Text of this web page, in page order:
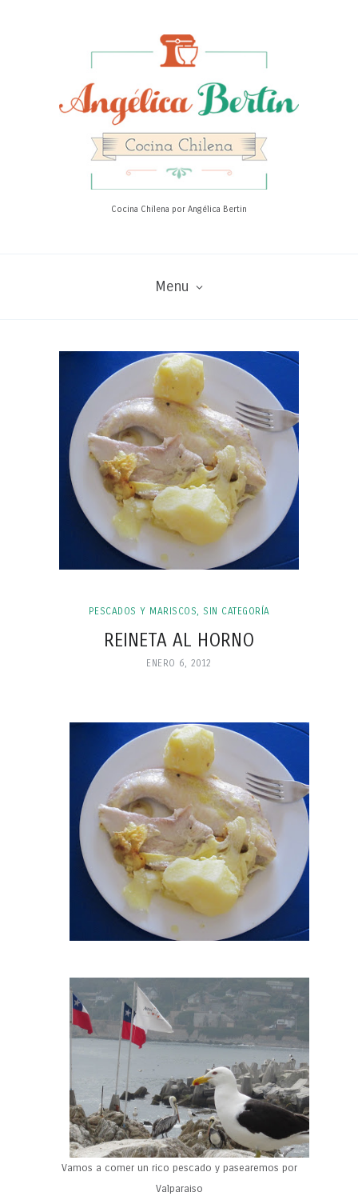
Cocina Chilena por Angélica Bertin
Menu
PESCADOS Y MARISCOS, SIN CATEGORÍA
REINETA AL HORNO
ENERO 6, 2012
Vamos a comer un rico pescado y pasearemos por
Valparaiso